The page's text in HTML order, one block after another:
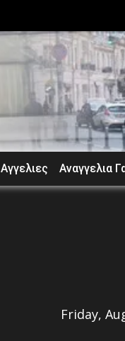
Αγγελιες Αναγγελια
Friday,